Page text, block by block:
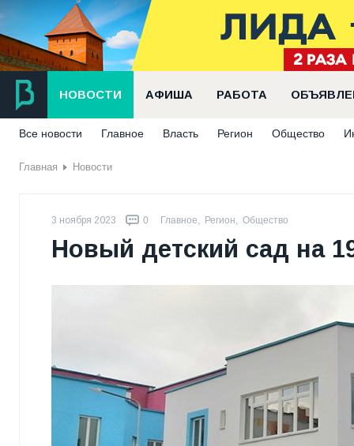
НОВОСТИ АФИША РАБОТА
Все новости Главное Власть Регион Общество
Главная Новости
3 ноября 2023 0 Главное, Регион, Общество
Новый детский сад на